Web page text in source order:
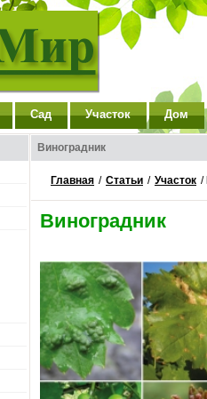
Сад Участок Дом
Виноградник
Главная / Статьи / Участок /
Виноградник